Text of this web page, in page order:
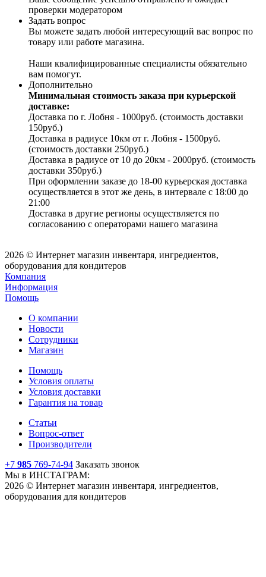
проверки модератором
Задать вопрос
Вы можете задать любой интересующий вас вопрос по
товару или работе магазина.
Наши квалифицированные специалисты обязательно
вам помогут.
Дополнительно
Минимальная стоимость заказа при курьерской
доставке:
Доставка по г. Лобня - 1000руб. (стоимость доставки
150руб.)
Доставка в радиусе 10км от г. Лобня - 1500руб.
(стоимость доставки 250руб.)
Доставка в радиусе от 10 до 20км - 2000руб. (стоимость
доставки 350руб.)
При оформлении заказе до 18-00 курьерская доставка
осуществляется в этот же день, в интервале с 18:00 до
21:00
Доставка в другие регионы осуществляется по
согласованию с операторами нашего магазина
2026 © Интернет магазин инвентаря, ингредиентов,
оборудования для кондитеров
Компания
Информация
Помощь
О компании
Новости
Сотрудники
Магазин
Помощь
Условия оплаты
Условия доставки
Гарантия на товар
Статьи
Вопрос-ответ
Производители
+7 985 769-74-94 Заказать звонок
Мы в ИНСТАГРАМ:
2026 © Интернет магазин инвентаря, ингредиентов,
оборудования для кондитеров